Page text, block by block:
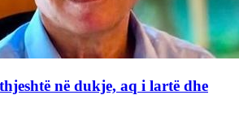
në dukje, aq i lartë dhe